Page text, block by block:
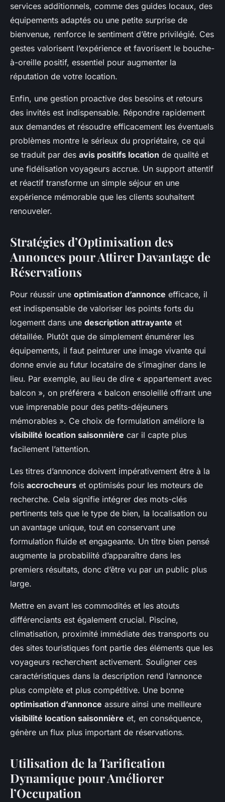
services additionnels, comme des guides locaux, des
équipements adaptés ou une petite surprise de
bienvenue, renforce le sentiment d’être privilégié. Ces
gestes valorisent l’expérience et favorisent le bouche-
à-oreille positif, essentiel pour augmenter la
réputation de votre location.
Enfin, une gestion proactive des besoins et retours
des invités est indispensable. Répondre rapidement
aux demandes et résoudre efficacement les éventuels
problèmes montre le sérieux du propriétaire, ce qui
se traduit par des avis positifs location de qualité et
une fidélisation voyageurs accrue. Un support attentif
et réactif transforme un simple séjour en une
expérience mémorable que les clients souhaitent
renouveler.
Stratégies d’Optimisation des
Annonces pour Attirer Davantage de
Réservations
Pour réussir une optimisation d’annonce efficace, il
est indispensable de valoriser les points forts du
logement dans une description attrayante et
détaillée. Plutôt que de simplement énumérer les
équipements, il faut peinturer une image vivante qui
donne envie au futur locataire de s’imaginer dans le
lieu. Par exemple, au lieu de dire « appartement avec
balcon », on préférera « balcon ensoleillé offrant une
vue imprenable pour des petits-déjeuners
mémorables ». Ce choix de formulation améliore la
visibilité location saisonnière car il capte plus
facilement l’attention.
Les titres d’annonce doivent impérativement être à la
fois accrocheurs et optimisés pour les moteurs de
recherche. Cela signifie intégrer des mots-clés
pertinents tels que le type de bien, la localisation ou
un avantage unique, tout en conservant une
formulation fluide et engageante. Un titre bien pensé
augmente la probabilité d’apparaître dans les
premiers résultats, donc d’être vu par un public plus
large.
Mettre en avant les commodités et les atouts
différenciants est également crucial. Piscine,
climatisation, proximité immédiate des transports ou
des sites touristiques font partie des éléments que les
voyageurs recherchent activement. Souligner ces
caractéristiques dans la description rend l’annonce
plus complète et plus compétitive. Une bonne
optimisation d’annonce assure ainsi une meilleure
visibilité location saisonnière et, en conséquence,
génère un flux plus important de réservations.
Utilisation de la Tarification
Dynamique pour Améliorer
l’Occupation